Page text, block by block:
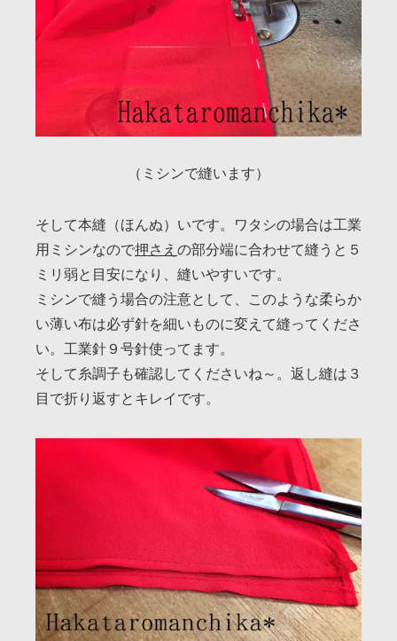
（ミシンで縫います）
そして本縫（ほんぬ）いです。ワタシの場合は工業
用ミシンなので押さえ の部分端に合わせて縫うと５
ミリ弱と目安になり、縫いやすいです。
ミシンで縫う場合の注意として、このような柔らか
い薄い布は必ず針を細いものに変えて縫ってくださ
い。工業針９号針使ってます。
そして糸調子も確認してくださいね～。返し縫は３
目で折り返すとキレイです。